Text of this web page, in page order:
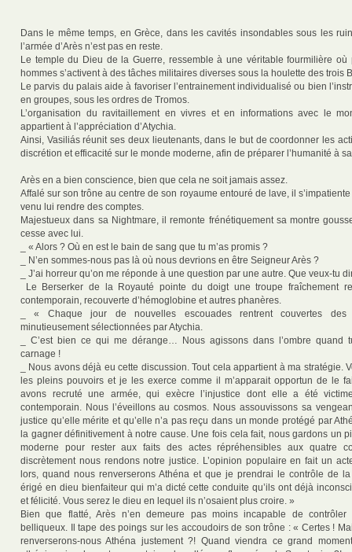
Dans le même temps, en Grèce, dans les cavités insondables sous les
l’armée d’Arès n’est pas en reste.
Le temple du Dieu de la Guerre, ressemble à une véritable fourmilière où
hommes s’activent à des tâches militaires diverses sous la houlette des trois
Le parvis du palais aide à favoriser l’entrainement individualisé ou bien
en groupes, sous les ordres de Tromos.
L’organisation du ravitaillement en vivres et en informations avec le
appartient à l’appréciation d’Atychia.
Ainsi, Vasiliás réunit ses deux lieutenants, dans le but de coordonner les
discrétion et efficacité sur le monde moderne, afin de préparer l’humanité à
Arès en a bien conscience, bien que cela ne soit jamais assez.
Affalé sur son trône au centre de son royaume entouré de lave, il
venu lui rendre des comptes.
Majestueux dans sa Nightmare, il remonte frénétiquement sa montre
cesse avec lui.
_ « Alors ? Où en est le bain de sang que tu m’as promis ?
_ N’en sommes-nous pas là où nous devrions en être Seigneur Arès ?
_ J’ai horreur qu’on me réponde à une question par une autre. Que veux-tu
Le Berserker de la Royauté pointe du doigt une troupe fraîchement
contemporain, recouverte d’hémoglobine et autres phanères.
_ « Chaque jour de nouvelles escouades rentrent couvertes
minutieusement sélectionnées par Atychia.
_ C’est bien ce qui me dérange… Nous agissons dans l’ombre quand
carnage !
_ Nous avons déjà eu cette discussion. Tout cela appartient à ma stratégie.
les pleins pouvoirs et je les exerce comme il m’apparait opportun de le
avons recruté une armée, qui exècre l’injustice dont elle a été
contemporain. Nous l’éveillons au cosmos. Nous assouvissons sa
justice qu’elle mérite et qu’elle n’a pas reçu dans un monde protégé par
la gagner définitivement à notre cause. Une fois cela fait, nous gardons un
moderne pour rester aux faits des actes répréhensibles aux quatre
discrètement nous rendons notre justice. L’opinion populaire en fait un
lors, quand nous renverserons Athéna et que je prendrai le contrôle de
érigé en dieu bienfaiteur qui m’a dicté cette conduite qu’ils ont déjà
et félicité. Vous serez le dieu en lequel ils n’osaient plus croire. »
Bien que flatté, Arès n’en demeure pas moins incapable de contrôler
belliqueux. Il tape des poings sur les accoudoirs de son trône : « Certes !
renverserons-nous Athéna justement ?! Quand viendra ce grand